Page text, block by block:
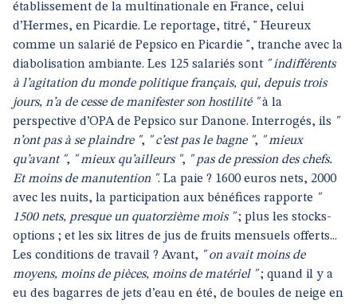
établissement de la multinationale en France, celui
d’Hermes, en Picardie. Le reportage, titré, " Heureux
comme un salarié de Pepsico en Picardie ", tranche avec la
diabolisation ambiante. Les 125 salariés sont " indifférents
à l’agitation du monde politique français, qui, depuis trois
jours, n’a de cesse de manifester son hostilité "à la
perspective d’OPA de Pepsico sur Danone. Interrogés, ils "
n’ont pas à se plaindre ", " c’est pas le bagne ", " mieux
qu’avant ", " mieux qu’ailleurs ", " pas de pression des chefs.
Et moins de manutention ". La paie ? 1600 euros nets, 2000
avec les nuits, la participation aux bénéfices rapporte "
1500 nets, presque un quatorzième mois "; plus les stocks-
options ; et les six litres de jus de fruits mensuels offerts...
Les conditions de travail ? Avant, " on avait moins de
moyens, moins de pièces, moins de matériel "; quand il y a
eu des bagarres de jets d’eau en été, de boules de neige en